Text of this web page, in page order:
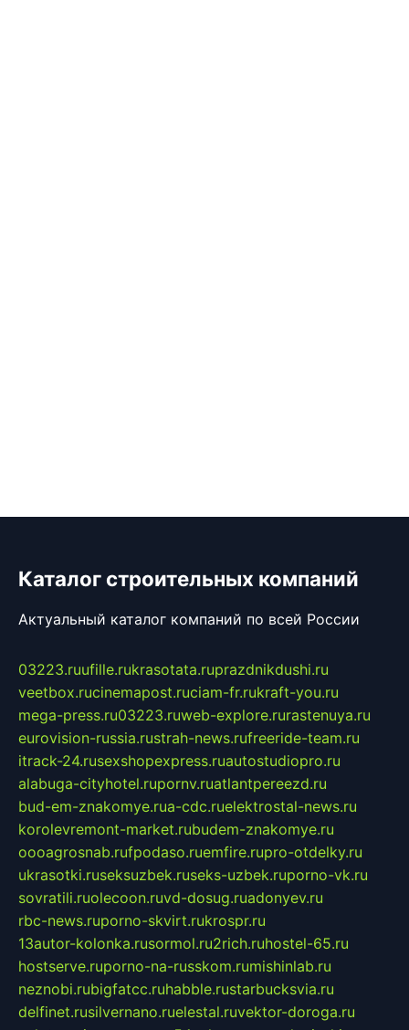
Каталог строительных компаний
Актуальный каталог компаний по всей России
03223.ruufille.rukrasotata.ruprazdnikdushi.ru
veetbox.rucinemapost.ruciam-fr.rukraft-you.ru
mega-press.ru03223.ruweb-explore.rurastenuya.ru
eurovision-russia.rustrah-news.rufreeride-team.ru
itrack-24.rusexshopexpress.ruautostudiopro.ru
alabuga-cityhotel.rupornv.ruatlantpereezd.ru
bud-em-znakomye.rua-cdc.ruelektrostal-news.ru
korolevremont-market.rubudem-znakomye.ru
oooagrosnab.rufpodaso.ruemfire.rupro-otdelky.ru
ukrasotki.ruseksuzbek.ruseks-uzbek.ruporno-vk.ru
sovratili.ruolecoon.ruvd-dosug.ruadonyev.ru
rbc-news.ruporno-skvirt.rukrospr.ru
13autor-kolonka.rusormol.ru2rich.ruhostel-65.ru
hostserve.ruporno-na-russkom.rumishinlab.ru
neznobi.rubigfatcc.ruhabble.rustarbucksvia.ru
delfinet.rusilvernano.ruelestal.ruvektor-doroga.ru